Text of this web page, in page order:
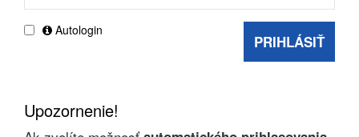
Autologin
PRIHLÁSIŤ
Upozornenie!